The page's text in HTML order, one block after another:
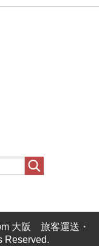
大阪 旅客運送・
Reserved.